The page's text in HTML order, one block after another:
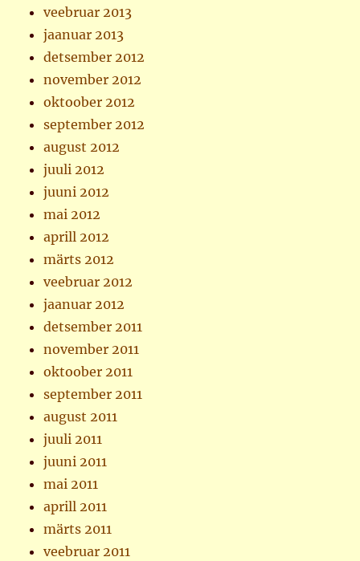
veebruar 2013
jaanuar 2013
detsember 2012
november 2012
oktoober 2012
september 2012
august 2012
juuli 2012
juuni 2012
mai 2012
aprill 2012
märts 2012
veebruar 2012
jaanuar 2012
detsember 2011
november 2011
oktoober 2011
september 2011
august 2011
juuli 2011
juuni 2011
mai 2011
aprill 2011
märts 2011
veebruar 2011